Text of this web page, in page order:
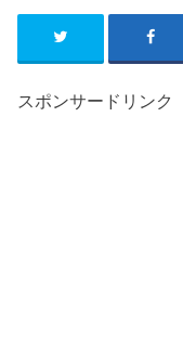
スポンサードリンク